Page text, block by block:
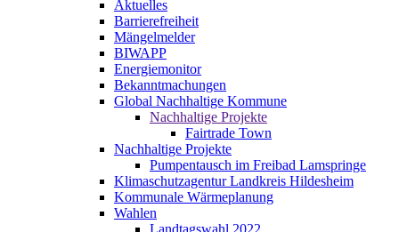
Aktuelles
Barrierefreiheit
Mängelmelder
BIWAPP
Energiemonitor
Bekanntmachungen
Global Nachhaltige Kommune
Nachhaltige Projekte
Fairtrade Town
Nachhaltige Projekte
Pumpentausch im Freibad Lamspringe
Klimaschutzagentur Landkreis Hildesheim
Kommunale Wärmeplanung
Wahlen